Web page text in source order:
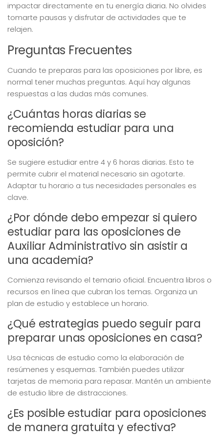
impactar directamente en tu energía diaria. No olvides
tomarte pausas y disfrutar de actividades que te
relajen.
Preguntas Frecuentes
Cuando te preparas para las oposiciones por libre, es
normal tener muchas preguntas. Aquí hay algunas
respuestas a las dudas más comunes.
¿Cuántas horas diarias se
recomienda estudiar para una
oposición?
Se sugiere estudiar entre 4 y 6 horas diarias. Esto te
permite cubrir el material necesario sin agotarte.
Adaptar tu horario a tus necesidades personales es
clave.
¿Por dónde debo empezar si quiero
estudiar para las oposiciones de
Auxiliar Administrativo sin asistir a
una academia?
Comienza revisando el temario oficial. Encuentra libros o
recursos en línea que cubran los temas. Organiza un
plan de estudio y establece un horario.
¿Qué estrategias puedo seguir para
preparar unas oposiciones en casa?
Usa técnicas de estudio como la elaboración de
resúmenes y esquemas. También puedes utilizar
tarjetas de memoria para repasar. Mantén un ambiente
de estudio libre de distracciones.
¿Es posible estudiar para oposiciones
de manera gratuita y efectiva?